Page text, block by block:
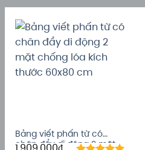
Bảng viết phấn từ có
chân đẩy di động 2 mặt